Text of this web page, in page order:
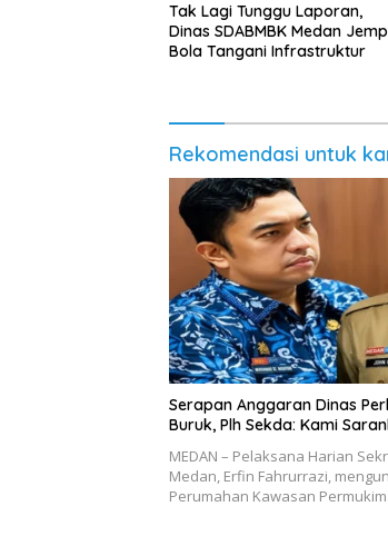
Tak Lagi Tunggu Laporan,
Dinas SDABMBK Medan Jemput
Bola Tangani Infrastruktur
Rekomendasi untuk
Serapan Anggaran Dinas
Buruk, Plh Sekda: Kami
MEDAN – Pelaksana Harian
Medan, Erfin Fahrurrazi,
Perumahan Kawasan